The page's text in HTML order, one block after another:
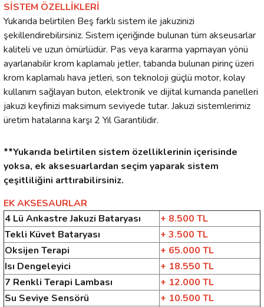
SİSTEM ÖZELLİKLERİ
Yukarıda belirtilen Beş farklı sistem ile jakuzinizi
şekillendirebilirsiniz. Sistem içeriğinde bulunan tüm akseusarlar
kaliteli ve uzun ömürlüdür. Pas veya kararma yapmayan yönü
ayarlanabilir krom kaplamalı jetler, tabanda bulunan pirinç üzeri
krom kaplamalı hava jetleri, son teknoloji güçlü motor, kolay
kullanım sağlayan buton, elektronik ve dijital kumanda panelleri
jakuzi keyfinizi maksimum seviyede tutar. Jakuzi sistemlerimiz
üretim hatalarına karşı 2 Yıl Garantilidir.
**Yukarıda belirtilen sistem özelliklerinin içerisinde
yoksa, ek aksesuarlardan seçim yaparak sistem
çeşitliliğini arttırabilirsiniz.
EK AKSESAURLAR
4 Lü Ankastre Jakuzi Bataryası
+ 8.500 TL
Tekli Küvet Bataryası
+ 3.500 TL
Oksijen Terapi
+ 65.000 TL
Isı Dengeleyici
+ 18.550 TL
7 Renkli Terapi Lambası
+ 12.000 TL
Su Seviye Sensörü
+ 10.500 TL